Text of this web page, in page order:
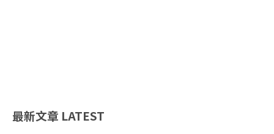
最新文章 LATEST